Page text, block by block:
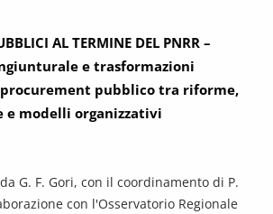
AL TERMINE DEL PNRR –
e trasformazioni
pubblico tra riforme,
e modelli organizzativi
G. F. Gori, con il coordinamento di P.
con l'Osservatorio Regionale